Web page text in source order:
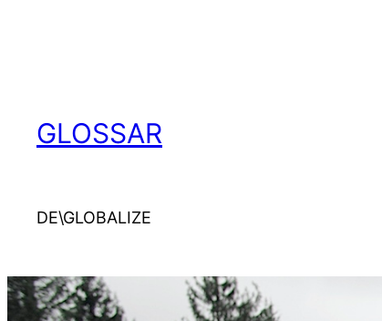
GLOSSAR
DE\GLOBALIZE